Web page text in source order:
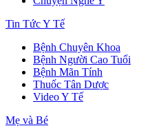
Tin Tức Y Tế
Bệnh Chuyên Khoa
Bệnh Người Cao Tuổi
Bệnh Mãn Tính
Thuốc Tân Dược
Video Y Tế
Mẹ và Bé